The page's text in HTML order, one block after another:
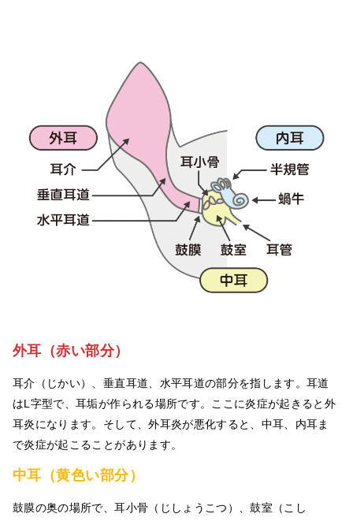
外耳（赤い部分）
耳介（じかい）、垂直耳道、水平耳道の部分を指します。耳道
はL字型で、耳垢が作られる場所です。ここに炎症が起きると外
耳炎になります。そして、外耳炎が悪化すると、中耳、内耳ま
で炎症が起こることがあります。
中耳（黄色い部分）
鼓膜の奥の場所で、耳小骨（じしょうこつ）、鼓室（こし